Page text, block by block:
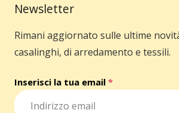
Newsletter
Rimani aggiornato sulle ultime
casalinghi, di arredamento e tessili.
Inserisci la tua email *